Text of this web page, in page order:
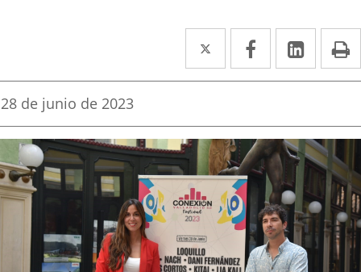
Twitter
Enlace
a
aplicación
externa.
Facebook
Enlace
a
aplicación
externa.
Enlace
a
Fecha
la
noticia
28 de junio de 2023